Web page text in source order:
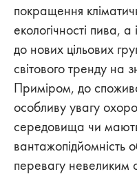
покращення
екологічності пива,
до нових цільових
світового тренду на
Приміром, до
особливу увагу
середовища чи
вантажопідйомність
перевагу невеликим